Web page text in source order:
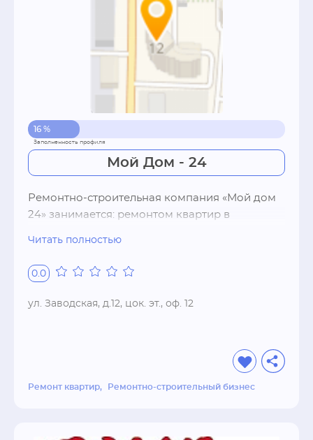
16 %
Мой Дом - 24
Ремонтно-строительная компания «Мой дом
24» занимается: ремонтом квартир в
коттеджей, малоэтажное строительство,
монтаж кровли и фасадов, продажей и
доставкой строительных материалов.
которых мы преуспели больше всего, но это
далеко не весь перечень. Для того чтобы
оценить качество строительных и отделочных
Читать полностью
0.0
ул. Заводская, д.12, цок. эт., оф. 12
Ремонт квартир Ремонтно-строительный бизнес